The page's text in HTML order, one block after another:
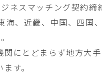
ネスマッチング契約締
、近畿、中国、四国
にとどまらず地方大手
す。